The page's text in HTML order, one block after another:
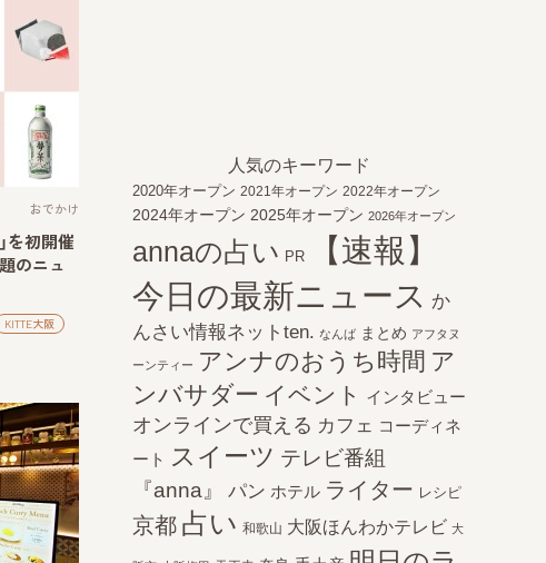
おでかけ
を初開催
のニュ
KITTE大阪
人気のキーワード
2020年オープン 2021年オープン 2022年オープン
2024年オープン 2025年オープン 2026年オープン
annaの占い PR
【速報】
今日の最新ニュース か
んさい情報ネットten. なんば まとめ アフタヌ
ーンティー アンナのおうち時間 ア
ンバサダー イベント インタビュー
オンラインで買える カフェ コーディネ
ート
スイーツ テレビ番組
『anna』
パン ホテル ライター レシピ
京都 占い 和歌山 大阪ほんわかテレビ 大